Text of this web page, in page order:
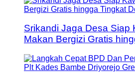
Srikandi Jaga Desa Siap
Makan Bergizi Gratis